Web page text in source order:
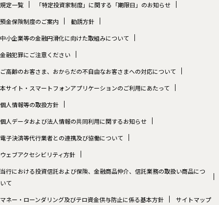
規定一覧
「特定投資家制度」に関する「期限日」のお知らせ
預金保険制度のご案内
勧誘方針
中小企業等の金融円滑化に向けた取組みについて
金融犯罪にご注意ください
ご高齢のお客さま、おからだの不自由なお客さまへの対応について
本サイト・スマートフォンアプリケーションのご利用にあたって
個人情報等の取扱方針
個人データおよび法人情報の共同利用に関するお知らせ
電子決済等代行業者との連携及び協働について
ウェブアクセシビリティ方針
当行における投資信託および保険、金融商品仲介、信託業務の取扱い商品につ
いて
マネー・ローンダリング及びテロ資金供与防止に係る基本方針
サイトマップ